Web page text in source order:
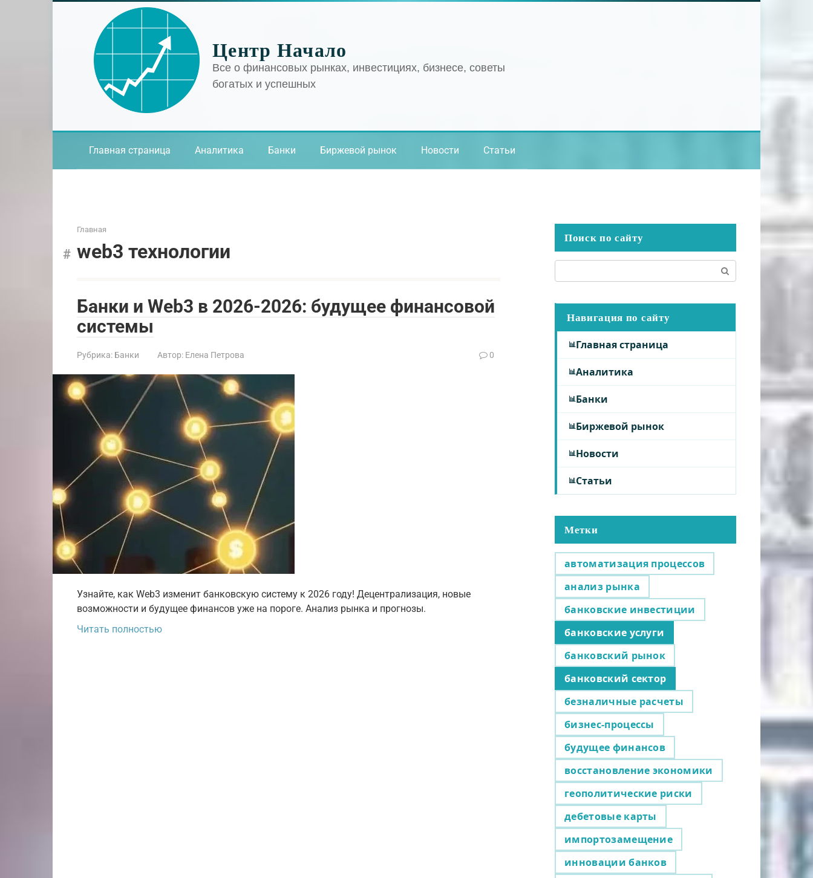
Центр Начало
Все о финансовых рынках, инвестициях, бизнесе, советы
богатых и успешных
Главная страница Аналитика Банки Биржевой рынок Новости Статьи
Главная
web3 технологии
Банки и Web3 в 2026-2026: будущее финансовой
системы
Рубрика: Банки Автор: Елена Петрова 0
Узнайте, как Web3 изменит банковскую систему к 2026 году! Децентрализация, новые
возможности и будущее финансов уже на пороге. Анализ рынка и прогнозы.
Читать полностью
Поиск по сайту
Навигация по сайту
Главная страница
Аналитика
Банки
Биржевой рынок
Новости
Статьи
Метки
автоматизация процессов
анализ рынка
банковские инвестиции
банковские услуги
банковский рынок
банковский сектор
безналичные расчеты
бизнес-процессы
будущее финансов
восстановление экономики
геополитические риски
дебетовые карты
импортозамещение
инновации банков